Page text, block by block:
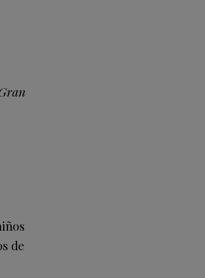
de